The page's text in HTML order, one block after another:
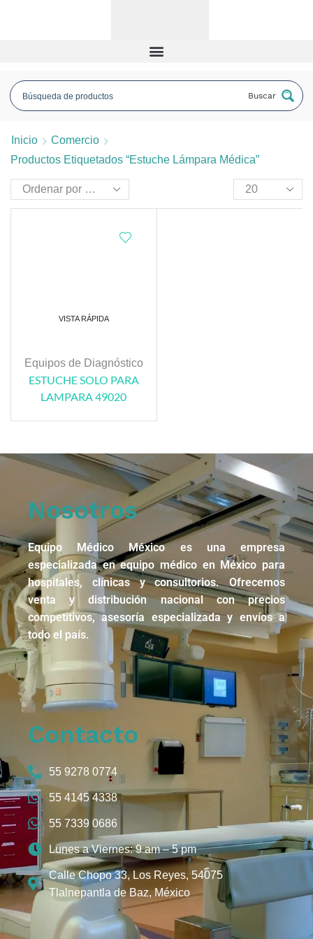
Buscar
Inicio
Comercio
Productos Etiquetados “estuche Lámpara Médica”
VISTA RÁPIDA
Equipos de Diagnóstico
ESTUCHE SOLO PARA
LAMPARA 49020
Nosotros
Equipo Médico México es una empresa
especializada en equipo médico en México para
hospitales, clínicas y consultorios. Ofrecemos
venta y distribución nacional con precios
competitivos, asesoría especializada y envíos a
todo el país.
Contacto
55 9278 0774
55 4145 4338
55 7339 0686
Lunes a Viernes: 9 am – 5 pm
Calle Chopo 33, Los Reyes, 54075
Tlalnepantla de Baz, México